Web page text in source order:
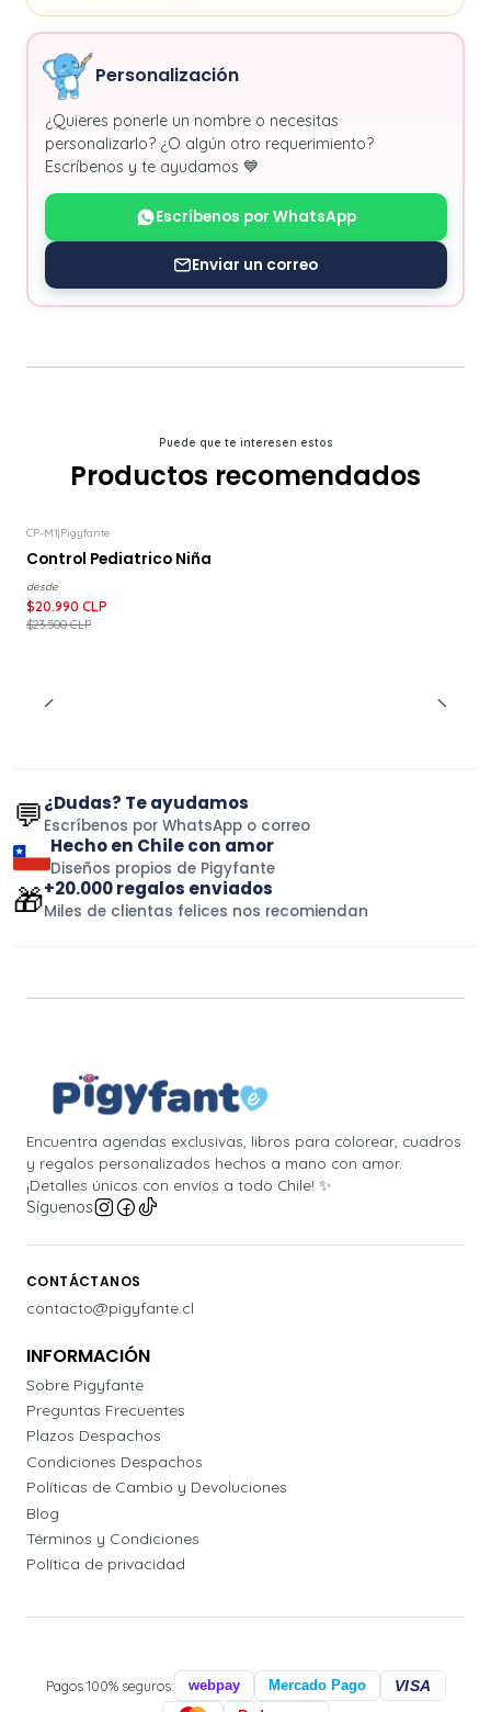
Personalización
¿Quieres ponerle un nombre o necesitas
personalizarlo? ¿O algún otro requerimiento?
Escríbenos y te ayudamos 💙
Escríbenos por WhatsApp
Enviar un correo
Puede que te interesen estos
Productos recomendados
-11% DESCUENTO
CP-M1|Pigyfante
Control Pediatrico Niña
desde
$20.990 CLP
$23.500 CLP
💬¿Dudas? Te ayudamos
Escríbenos por WhatsApp o correo
Hecho en Chile con amor
Diseños propios de Pigyfante
🎁+20.000 regalos enviados
Miles de clientas felices nos recomiendan
Encuentra agendas exclusivas, libros para colorear, cuadros
y regalos personalizados hechos a mano con amor.
¡Detalles únicos con envíos a todo Chile! ✨
Síguenos
CONTÁCTANOS
contacto@pigyfante.cl
INFORMACIÓN
Sobre Pigyfante
Preguntas Frecuentes
Plazos Despachos
Condiciones Despachos
Políticas de Cambio y Devoluciones
Blog
Términos y Condiciones
Política de privacidad
Pagos 100% seguros: webpay Mercado Pago VISA